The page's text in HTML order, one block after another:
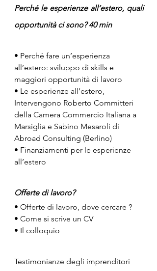
Perché le esperienze all’estero, quali
opportunità ci sono? 40 min
• Perché fare un’esperienza
all’estero: sviluppo di skills e
maggiori opportunità di lavoro
• Le esperienze all’estero,
Intervengono Roberto Committeri
della Camera Commercio Italiana a
Marsiglia e Sabino Mesaroli di
Abroad Consulting (Berlino)
• Finanziamenti per le esperienze
all’estero
Offerte di lavoro?
• Offerte di lavoro, dove cercare ?
• Come si scrive un CV
• Il colloquio
Testimonianze degli imprenditori